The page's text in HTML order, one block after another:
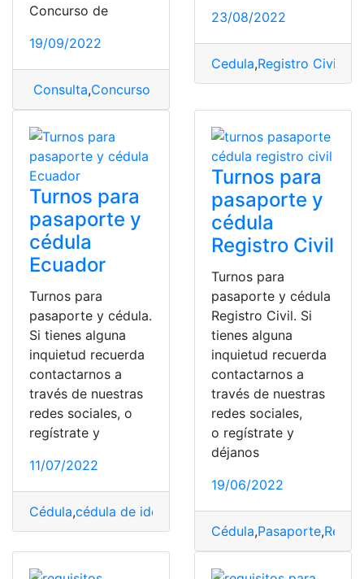
Concurso de
19/09/2022
Consulta,Concurso de Méritos y Oposición
23/08/2022
Cedula,Registro Civil
Turnos para
pasaporte y
cédula
Ecuador
Turnos para
pasaporte y cédula.
Si tienes alguna
inquietud recuerda
contactarnos a
través de nuestras
redes sociales, o
regístrate y
11/07/2022
Cédula,cédula de identidad,Ecuador,fases,Pasaporte
Turnos para
pasaporte y
cédula
Registro Civil
Turnos para
pasaporte y cédula
Registro Civil. Si
tienes alguna
inquietud recuerda
contactarnos a
través de nuestras
redes sociales,
o regístrate y
déjanos
19/06/2022
Cédula,Pasaporte,